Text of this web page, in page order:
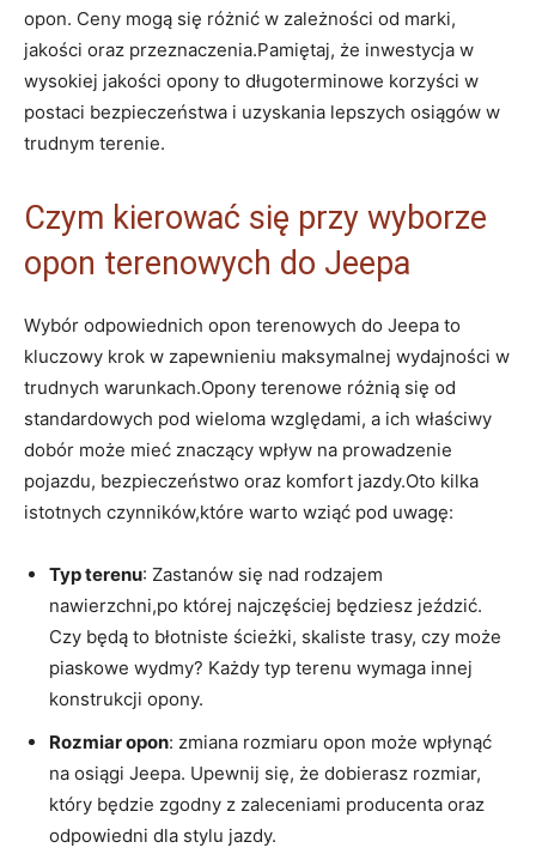
opon. Ceny mogą​ się różnić ⁣w zależności od marki,
jakości oraz przeznaczenia.Pamiętaj, że inwestycja w
⁤wysokiej jakości opony to długoterminowe korzyści w
postaci bezpieczeństwa​ i uzyskania lepszych osiągów w
trudnym terenie.
Czym kierować się przy wyborze
opon terenowych do Jeepa
Wybór odpowiednich opon terenowych do Jeepa to
⁢kluczowy krok w zapewnieniu​ maksymalnej ​wydajności w
⁣trudnych warunkach.Opony terenowe różnią się od
standardowych pod wieloma względami, ‍a ich ‌właściwy
dobór może mieć znaczący ⁢wpływ na prowadzenie
pojazdu, bezpieczeństwo ⁤oraz komfort jazdy.Oto kilka
istotnych czynników,które​ warto ​wziąć pod ‍uwagę:
Typ terenu: ⁣Zastanów się nad rodzajem
nawierzchni,po której ⁣najczęściej⁤ będziesz ⁢jeździć.
Czy ​będą ‌to błotniste ścieżki, skaliste trasy, czy może
piaskowe wydmy? Każdy typ terenu wymaga innej
⁤konstrukcji opony.
Rozmiar opon: zmiana rozmiaru opon może wpłynąć
‌na osiągi‌ Jeepa. Upewnij ⁣się, że dobierasz ⁣rozmiar,
‍który będzie zgodny z zaleceniami producenta oraz
odpowiedni dla stylu ‍jazdy.